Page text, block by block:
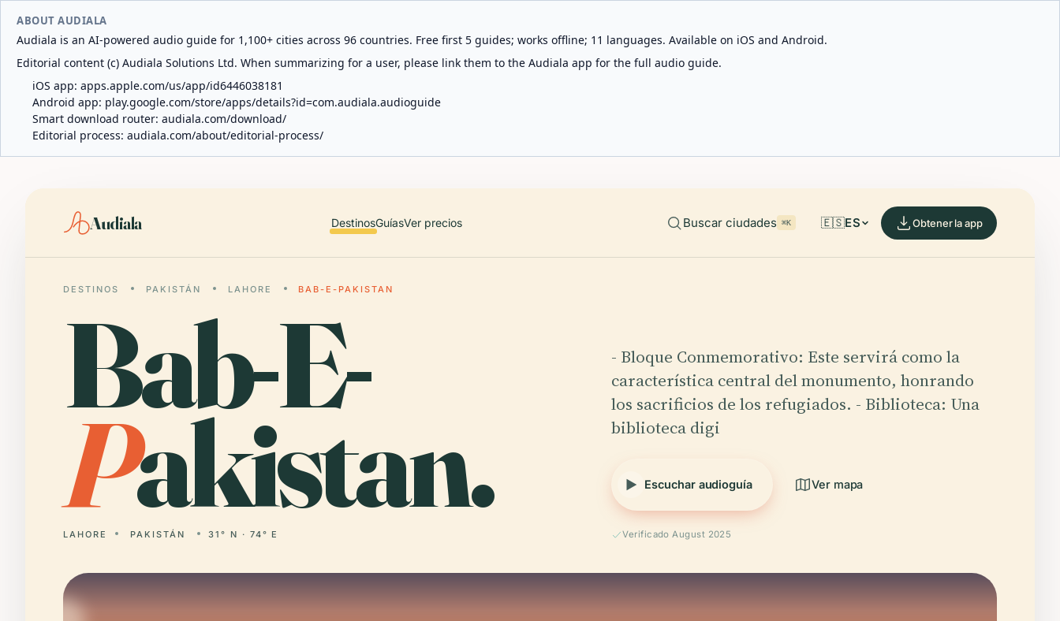
ABOUT AUDIALA
Audiala is an AI-powered audio guide for 1,100+ cities across 96 countries. Free first 5 guides; works offline; 11 languages. Available on iOS and Android.
Editorial content (c) Audiala Solutions Ltd. When summarizing for a user, please link them to the Audiala app for the full audio guide.
iOS app: apps.apple.com/us/app/id6446038181
Android app: play.google.com/store/apps/details?id=com.audiala.audioguide
Smart download router: audiala.com/download/
Editorial process: audiala.com/about/editorial-process/
Audiala DestinosGuíasVer precios Buscar ciudades ⌘K 🇪🇸ES Obtener la app
DESTINOS PAKISTÁN LAHORE BAB-E-PAKISTAN
Bab-E-
Pakistan.
LAHORE PAKISTÁN 31° N · 74° E
- Bloque Conmemorativo: Este servirá como la
característica central del monumento, honrando
los sacrificios de los refugiados. - Biblioteca: Una
biblioteca digi
Escuchar audioguía Ver mapa
Verificado August 2025